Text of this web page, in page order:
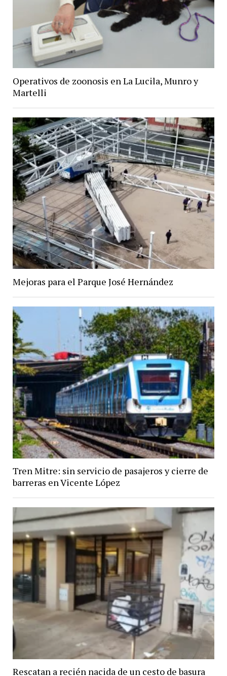
Operativos de zoonosis en La Lucila, Munro y
Martelli
Mejoras para el Parque José Hernández
Tren Mitre: sin servicio de pasajeros y cierre de
barreras en Vicente López
Rescatan a recién nacida de un cesto de basura